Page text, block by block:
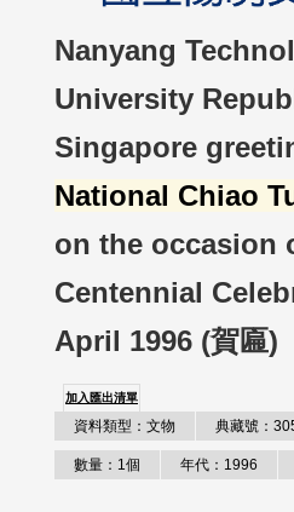
Nanyang
University
Singapore
National Chiao
on the occasion
Centennial
April 1996 (賀匾)
加入匯出清單
資料類型：文物 典藏號：
數量：1個 年代：1996